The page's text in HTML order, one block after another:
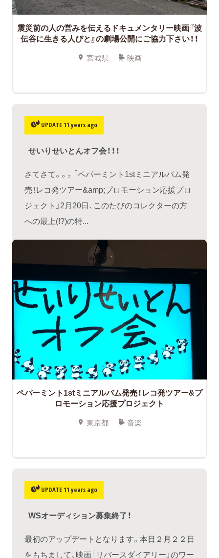
震災前の人の営みを伝えるドキュメンタリー映画『波
伝谷に生きる人びと』の劇場公開にご協力下さい！！
宮城県 映画
UPDATE 11 years ago
せいりせいとんオフ会！！！
さてさて。。。「ペパーミント1stミニアルバム発
売！レコ発ツアー&amp;プロモーション応援プロ
ジェクト」2月20日、このたびのコレクターの方
への最上(!?)の特...
ペパーミント1stミニアルバム発売！レコ発ツアー&プ
ロモーション応援プロジェクト
東京都 音楽
UPDATE 11 years ago
WSオーディション募集終了！
最初のアップデートとなります。本日２月２２日
をもちまして、映画「リバースダイアリー」のワー